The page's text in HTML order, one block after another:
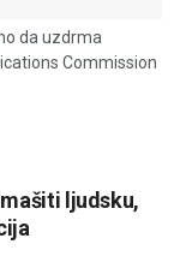
da uzdrma
Commission
ljudsku,